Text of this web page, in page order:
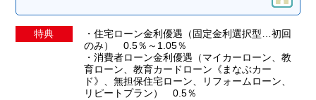
特典
・住宅ローン金利優遇（固定金利選択型…初回
のみ） 0.5％～1.05％
・消費者ローン金利優遇（マイカーローン、教
育ローン、教育カードローン《まなぶカー
ド》、無担保住宅ローン、リフォームローン、
リピートプラン） 0.5％